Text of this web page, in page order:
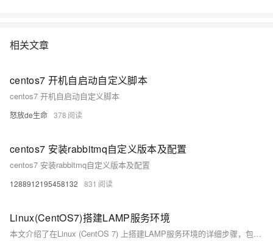
相关文章
centos7 开机自启动自定义脚本
centos7 开机自启动自定义脚本
怒放de生命 378
centos7 安装rabbitmq自定义版本及配置
centos7 安装rabbitmq自定义版本及配置
1288912195458132 831
Linux(CentOS7)搭建LAMP服务环境
本文介绍了在Linux (CentOS 7) 上搭建LAMP服务环境的详细步骤，包括安装Apache HTTPd、解决编译时依赖问题、配置Apache服务、安装PHP以及处理PHP与Apache集成时遇到的问题。同时，还涉及了防火墙设置和SELinux权限调整，确保Web服务能够正常运行。